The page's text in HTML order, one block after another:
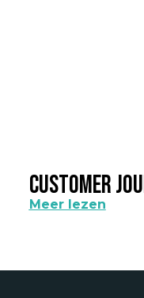
Customer
Meer lezen